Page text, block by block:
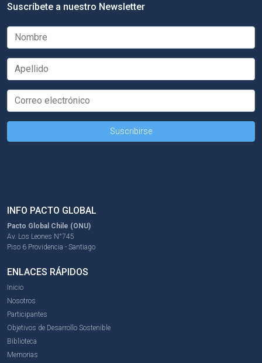
Suscríbete a nuestro Newsletter
INFO PACTO GLOBAL
Pacto Global Chile (ONU)
Av. Los Leones N°745
Piso 6 Providencia - Santiago
ENLACES RÁPIDOS
Inicio
Nosotros
Participantes
Objetivos de Desarrollo Sostenible
Biblioteca
Memorias